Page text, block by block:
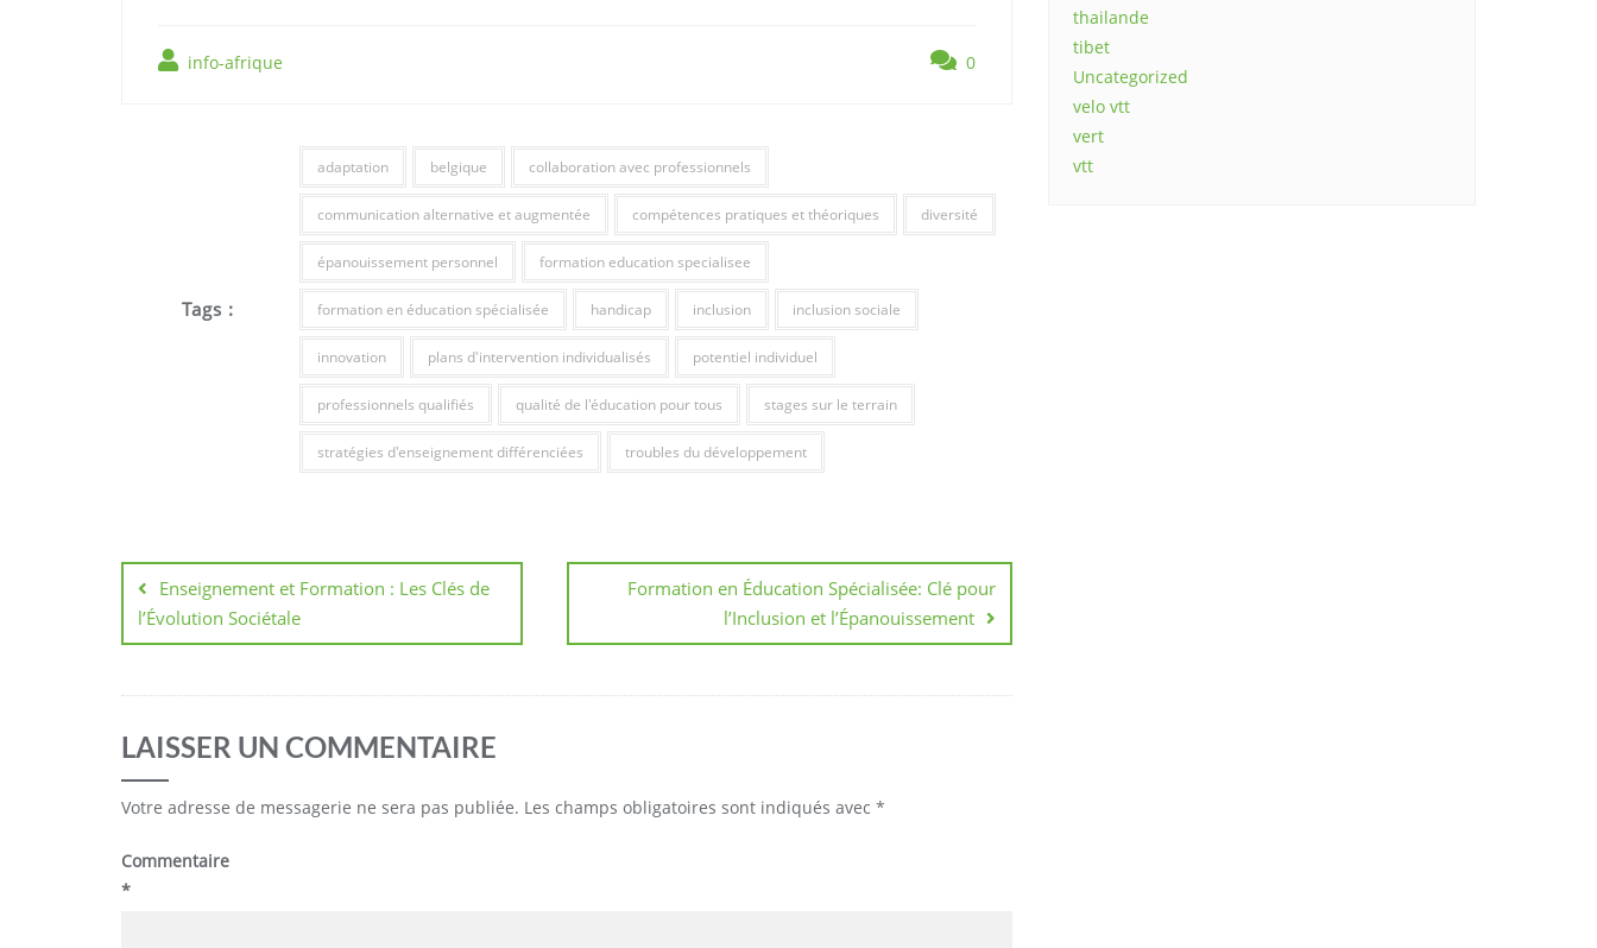
info-afrique 0
Tags :
adaptation belgique collaboration avec professionnels
communication alternative et augmentée compétences pratiques et théoriques diversité
épanouissement personnel formation education specialisee
formation en éducation spécialisée handicap inclusion inclusion sociale
innovation plans d'intervention individualisés potentiel individuel
professionnels qualifiés qualité de l'éducation pour tous stages sur le terrain
stratégies d'enseignement différenciées troubles du développement
Navigation
de
l’article
Enseignement et Formation : Les Clés de
l’Évolution Sociétale
Formation en Éducation Spécialisée: Clé pour
l’Inclusion et l’Épanouissement
LAISSER UN COMMENTAIRE
Votre adresse de messagerie ne sera pas publiée. Les champs obligatoires sont indiqués avec *
Commentaire
*
thailande
tibet
Uncategorized
velo vtt
vert
vtt